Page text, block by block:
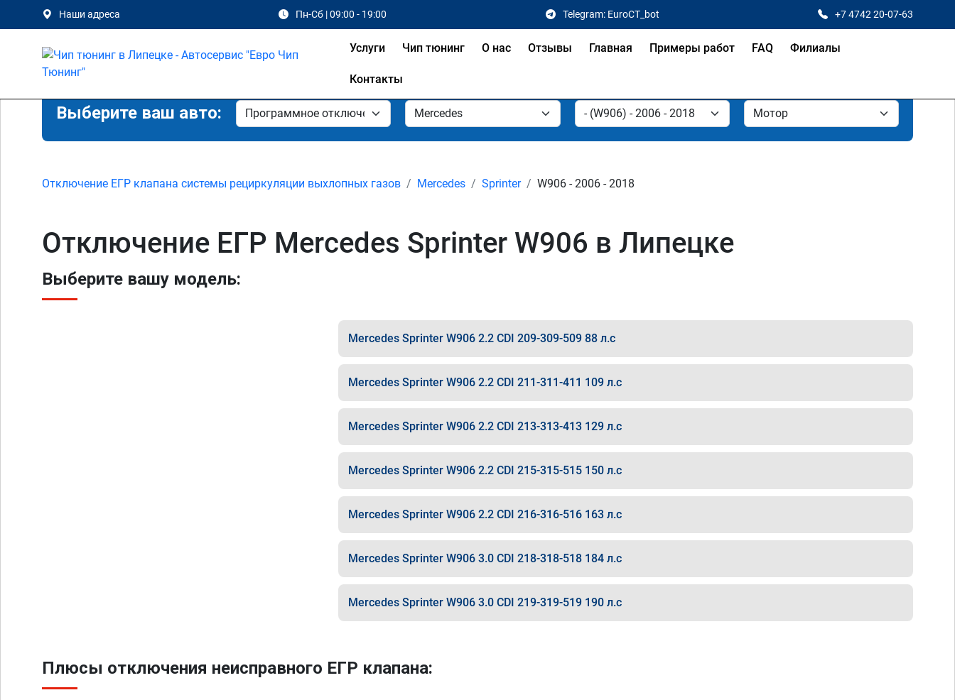
Наши адреса Пн-Сб | 09:00 - 19:00 Telegram: EuroCT_bot +7 4742 20-07-63
Услуги Чип тюнинг О нас Отзывы Главная Примеры работ FAQ Филиалы
Контакты
Выберите ваш авто:
Отключение ЕГР клапана системы рециркуляции выхлопных газов Mercedes Sprinter W906 - 2006 - 2018
Отключение ЕГР Mercedes Sprinter W906 в Липецке
Выберите вашу модель:
Mercedes Sprinter W906 2.2 CDI 209-309-509 88 л.с
Mercedes Sprinter W906 2.2 CDI 211-311-411 109 л.с
Mercedes Sprinter W906 2.2 CDI 213-313-413 129 л.с
Mercedes Sprinter W906 2.2 CDI 215-315-515 150 л.с
Mercedes Sprinter W906 2.2 CDI 216-316-516 163 л.с
Mercedes Sprinter W906 3.0 CDI 218-318-518 184 л.с
Mercedes Sprinter W906 3.0 CDI 219-319-519 190 л.с
Плюсы отключения неисправного ЕГР клапана: